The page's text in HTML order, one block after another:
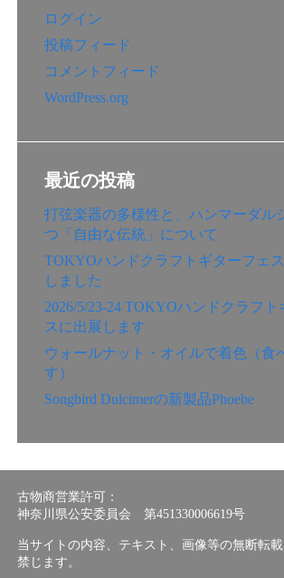
ログイン
投稿フィード
コメントフィード
WordPress.org
最近の投稿
打弦楽器の多様性と、ハンマーダル
つ「自由な伝統」について
TOKYOハンドクラフトギターフェ
しました
2026/5/23-24 TOKYOハンドクラフト
スに出展します
ウォールナット・オイルで着色（食
す）
Songbird Dulcimerの新製品Phoebe
古物商営業許可：
神奈川県公安委員会 第451330006619号
当サイトの内容、テキスト、画像等の無断転
禁じます。